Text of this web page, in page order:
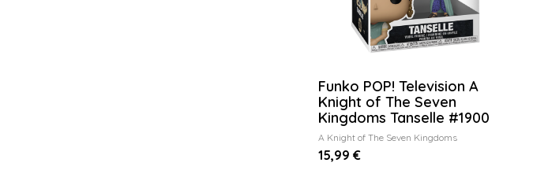
Funko POP! Television A
Knight of The Seven
Kingdoms Tanselle #1900
A Knight of The Seven Kingdoms
15,99 €